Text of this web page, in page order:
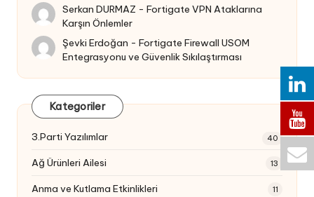
Serkan DURMAZ -Fortigate VPN Ataklarına
Karşın Önlemler
Şevki Erdoğan -Fortigate Firewall USOM
Entegrasyonu ve Güvenlik Sıkılaştırması
Kategoriler
3.Parti Yazılımlar 40
Ağ Ürünleri Ailesi 13
Anma ve Kutlama Etkinlikleri 11